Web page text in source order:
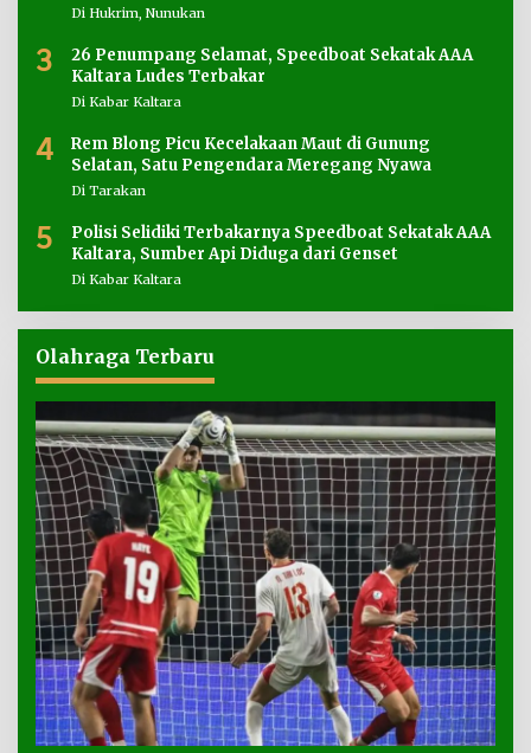
Di Hukrim, Nunukan
3
26 Penumpang Selamat, Speedboat Sekatak AAA
Kaltara Ludes Terbakar
Di Kabar Kaltara
4
Rem Blong Picu Kecelakaan Maut di Gunung
Selatan, Satu Pengendara Meregang Nyawa
Di Tarakan
5
Polisi Selidiki Terbakarnya Speedboat Sekatak AAA
Kaltara, Sumber Api Diduga dari Genset
Di Kabar Kaltara
Olahraga Terbaru